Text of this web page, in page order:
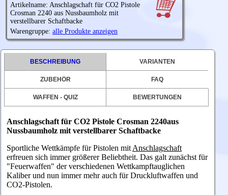
Artikelname: Anschlagschaft für CO2 Pistole
Crosman 2240 aus Nussbaumholz mit
verstellbarer Schaftbacke
Warengruppe: alle Produkte anzeigen
BESCHREIBUNG VARIANTEN
ZUBEHÖR FAQ
WAFFEN - QUIZ BEWERTUNGEN
Anschlagschaft für CO2 Pistole Crosman 2240aus
Nussbaumholz mit verstellbarer Schaftbacke
Sportliche Wettkämpfe für Pistolen mit Anschlagschaft
erfreuen sich immer größerer Beliebtheit. Das galt zunächst für
"Feuerwaffen" der verschiedenen Wettkampftauglichen
Kaliber und nun immer mehr auch für Druckluftwaffen und
CO2-Pistolen.